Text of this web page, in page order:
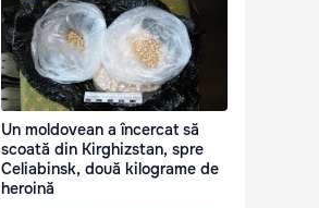
Un moldovean a încercat să
scoată din Kirghizstan, spre
Celiabinsk, două kilograme de
heroină